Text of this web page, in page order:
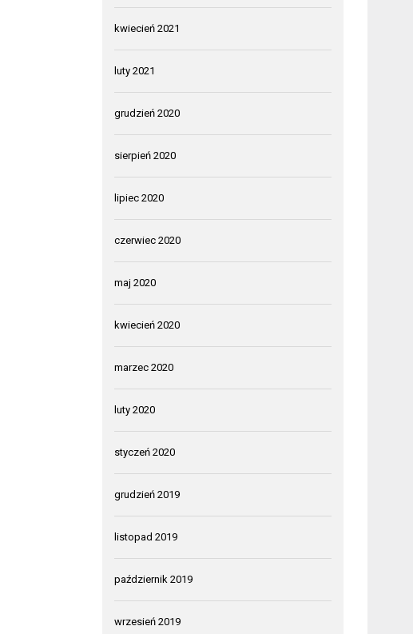
kwiecień 2021
luty 2021
grudzień 2020
sierpień 2020
lipiec 2020
czerwiec 2020
maj 2020
kwiecień 2020
marzec 2020
luty 2020
styczeń 2020
grudzień 2019
listopad 2019
październik 2019
wrzesień 2019